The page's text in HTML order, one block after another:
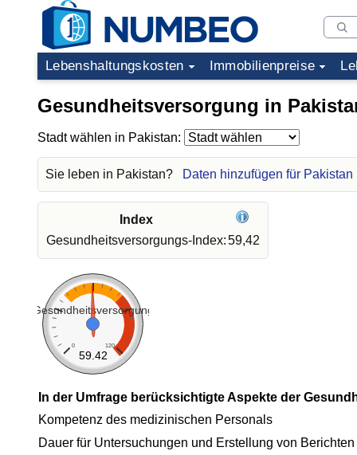
Lebenshaltungskosten Immobilienpreise
Gesundheitsversorgung in
Stadt wählen in Pakistan:
Sie leben in Pakistan? Daten hinzufügen für Pakistan
Index
Gesundheitsversorgungs-Index:59,42
Gesundheitsversorgung
0 120
59.42
In der Umfrage berücksichtigte Aspekte der
Kompetenz des medizinischen Personals
Dauer für Untersuchungen und Erstellung von Berichten